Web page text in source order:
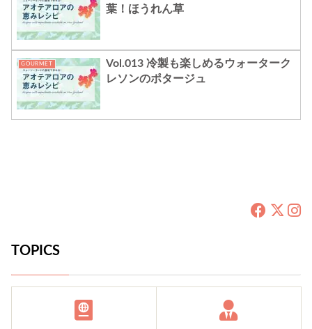
葉！ほうれん草
GOURMET
Vol.013 冷製も楽しめるウォーターク
レソンのポタージュ
TOPICS